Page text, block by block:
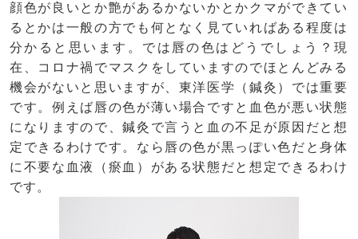
顔色が良いとか艶があるかないかとかクマができてい
るとかは一般の方でも何となく見ていればある程度は
分かると思います。では唇の色はどうでしょう？現
在、コロナ禍でマスクをしていますのでほとんどみる
機会がないと思いますが、東洋医学（鍼灸）では重要
です。例えば唇の色が薄い場合ですと血色が悪い状態
になりますので、鍼灸で言うと血の不足が原因だと想
定できるわけです。なら唇の色が黒っぽい色だと身体
に不要な血液（瘀血）がある状態だと想定できるわけ
です。